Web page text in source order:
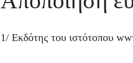
1/ Εκδότης του ιστότοπου